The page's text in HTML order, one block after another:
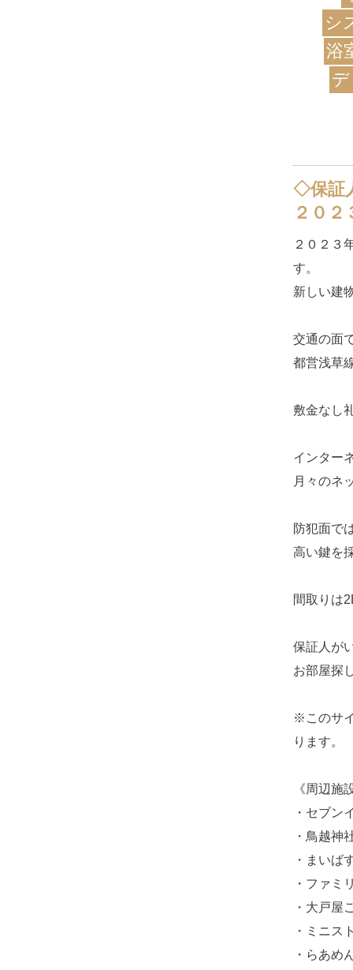
シ
浴
◇保証
２０
２０２３
す。
新しい建
交通の面
都営浅草
敷金なし
インター
月々のネ
防犯面で
高い鍵を
間取りは
保証人が
お部屋探
※このサ
ります。
《周辺施
・セブン
・鳥越神
・まいば
・ファミ
・大戸屋
・ミニス
・らあめ